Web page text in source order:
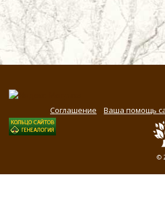
Соглашение Ваша помощь
©